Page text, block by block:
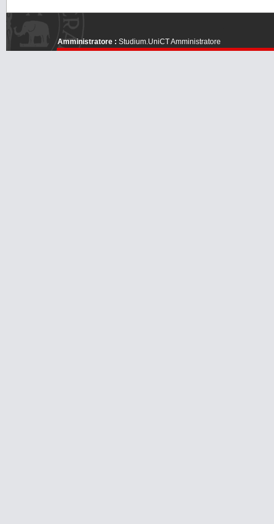
Amministratore : Studium.UniCT Amministratore